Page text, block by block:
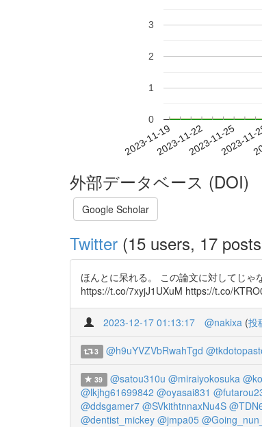
2023-11-192023-11-222023-11-25
2023-
0
1
2
3
外部データベース (DOI)
Google Scholar
Twitter (15 users, 17
ほんとに呆れる。 この論文に対してじゃ
https://t.co/7xyjJ1UXuM https://t.co/
2023-12-17 01:13:17 @nakixa (投
3 @h9uYVZVbRwahTgd
39 @satou310u @miraiyokosuka
@lkjhg61699842 @oyasai831
@ddsgamer7 @SVkithtnnaxNu4S
@dentist_mickey @jmpa05